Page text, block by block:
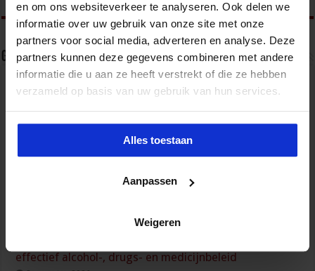
en om ons websiteverkeer te analyseren. Ook delen we
informatie over uw gebruik van onze site met onze
partners voor social media, adverteren en analyse. Deze
partners kunnen deze gegevens combineren met andere
informatie die u aan ze heeft verstrekt of die ze hebben
verzameld op basis van uw gebruik van hun services.
Alles toestaan
Aanpassen
Weigeren
Gerelateerde Artikelen
effectief alcohol-, drugs- en medicijnbeleid